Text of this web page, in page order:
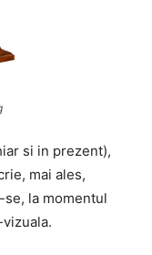
si in prezent),
mai ales,
la momentul